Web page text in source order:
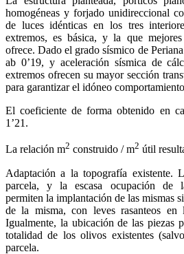
homogéneas y forjado unidireccional
de luces idénticas en los tres
extremos, es básica, y la que
ofrece. Dado el grado sísmico de
ab 0’19, y aceleración sísmica de
extremos ofrecen su mayor sección
para garantizar el idóneo
El coeficiente de forma obtenido en
1’21.
La relación m2 construido / m2 útil
Adaptación a la topografía existente.
parcela, y la escasa ocupación de
permiten la implantación de las mismas
de la misma, con leves rasanteos
Igualmente, la ubicación de las piezas
totalidad de los olivos existentes
parcela.